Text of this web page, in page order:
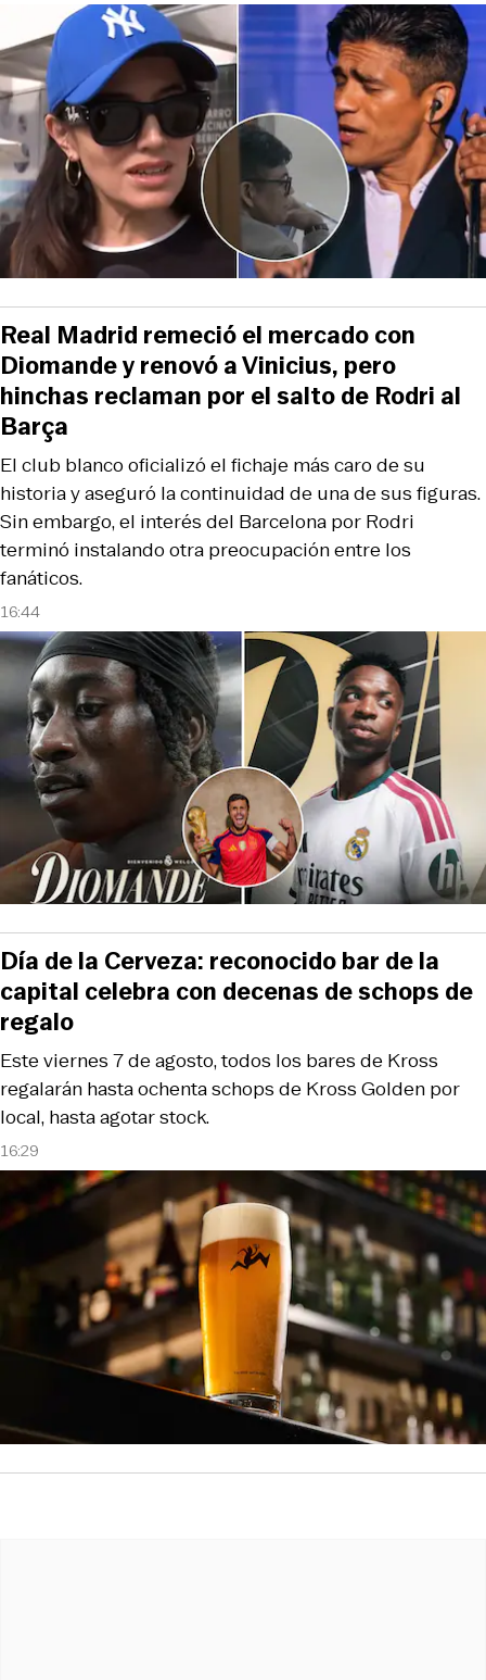
16:44
El club blanco oficializó el fichaje más caro de su
historia y aseguró la continuidad de una de sus figuras.
Sin embargo, el interés del Barcelona por Rodri
terminó instalando otra preocupación entre los
fanáticos.
Real Madrid remeció el mercado con
Diomande y renovó a Vinicius, pero
hinchas reclaman por el salto de Rodri al
Barça
16:29
Este viernes 7 de agosto, todos los bares de Kross
regalarán hasta ochenta schops de Kross Golden por
local, hasta agotar stock.
Día de la Cerveza: reconocido bar de la
capital celebra con decenas de schops de
regalo